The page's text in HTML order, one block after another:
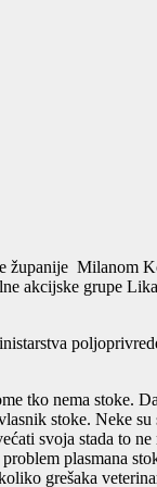
županije
akcijske grupe
tko nema stoke.
stoke. Neke
svoja stada to
plasmana
grešaka